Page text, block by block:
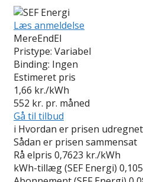
Læs anmeldelse
MereEndEl
Pristype: Variabel
Binding: Ingen
Estimeret pris
1,66 kr./kWh
552 kr. pr. måned
Gå til tilbud
i Hvordan er prisen
Sådan er prisen sammensat
Rå elpris 0,7623 kr./kWh
kWh-tillæg (SEF Energi)